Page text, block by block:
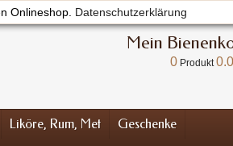
Onlineshop. Datenschutzerklärung
Willkommen
Mein
0 Produkt
Liköre, Rum, Met
Geschenke